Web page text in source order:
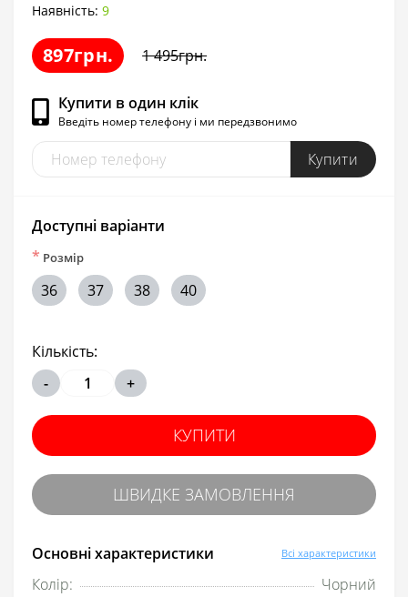
Наявність: 9
897грн. 1 495грн.
Купити в один клік
Введіть номер телефону і ми передзвонимо
Купити
Основні характеристики Всі характеристики
Колір:
Чорний
Доступні варіанти
* Розмір
36 37 38 40
Кількість:
-
+
КУПИТИ
ШВИДКЕ ЗАМОВЛЕННЯ